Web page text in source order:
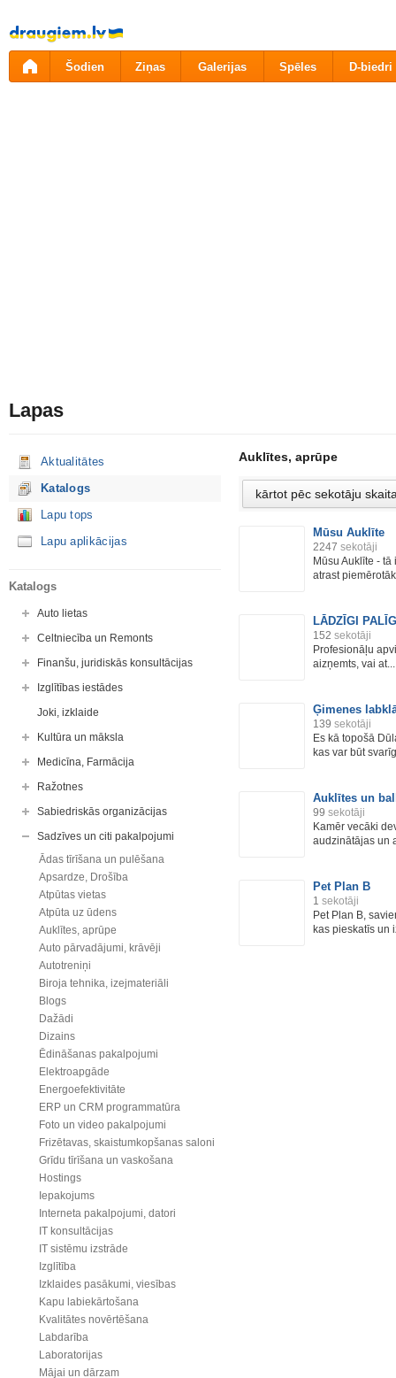
Pāriet
uz
saturu
Šodien Ziņas Galerijas Spēles D-biedri
Lapas
Aktualitātes
Katalogs
Lapu tops
Lapu aplikācijas
Katalogs
Auto lietas
Celtniecība un Remonts
Finanšu, juridiskās konsultācijas
Izglītības iestādes
Joki, izklaide
Kultūra un māksla
Medicīna, Farmācija
Ražotnes
Sabiedriskās organizācijas
Sadzīves un citi pakalpojumi
Ādas tīrīšana un pulēšana
Apsardze, Drošība
Atpūtas vietas
Atpūta uz ūdens
Auklītes, aprūpe
Auto pārvadājumi, krāvēji
Autotreniņi
Biroja tehnika, izejmateriāli
Blogs
Dažādi
Dizains
Ēdināšanas pakalpojumi
Elektroapgāde
Energoefektivitāte
ERP un CRM programmatūra
Foto un video pakalpojumi
Frizētavas, skaistumkopšanas saloni
Grīdu tīrīšana un vaskošana
Hostings
Iepakojums
Interneta pakalpojumi, datori
IT konsultācijas
IT sistēmu izstrāde
Izglītība
Izklaides pasākumi, viesības
Kapu labiekārtošana
Kvalitātes novērtēšana
Labdarība
Laboratorijas
Mājai un dārzam
Auklītes, aprūpe
Mūsu Auklīte
2247 sekotāji
Mūsu Auklīte -
atrast
LĀDZĪGI
152 sekotāji
Profesionāļu
aizņemts, vai at...
Ģimenes
139 sekotāji
Es kā topošā
kas var būt
Auklītes un
99 sekotāji
Kamēr vecāki
audzinātājas un
Pet Plan B
1 sekotāji
Pet Plan B,
kas pieskatīs un